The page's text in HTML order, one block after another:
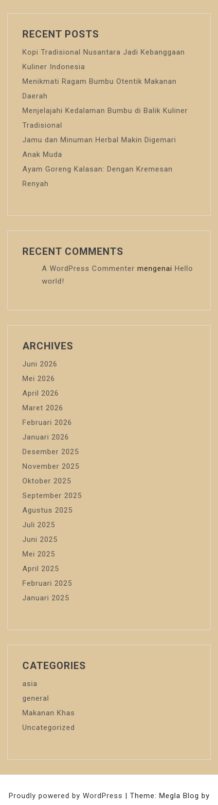
RECENT POSTS
Kopi Tradisional Nusantara Jadi Kebanggaan
Kuliner Indonesia
Menikmati Ragam Bumbu Otentik Makanan
Daerah
Menjelajahi Kedalaman Bumbu di Balik Kuliner
Tradisional
Jamu dan Minuman Herbal Makin Digemari
Anak Muda
Ayam Goreng Kalasan: Dengan Kremesan
Renyah
RECENT COMMENTS
A WordPress Commenter mengenai Hello
world!
ARCHIVES
Juni 2026
Mei 2026
April 2026
Maret 2026
Februari 2026
Januari 2026
Desember 2025
November 2025
Oktober 2025
September 2025
Agustus 2025
Juli 2025
Juni 2025
Mei 2025
April 2025
Februari 2025
Januari 2025
CATEGORIES
asia
general
Makanan Khas
Uncategorized
Proudly powered by WordPress | Theme: Megla Blog by